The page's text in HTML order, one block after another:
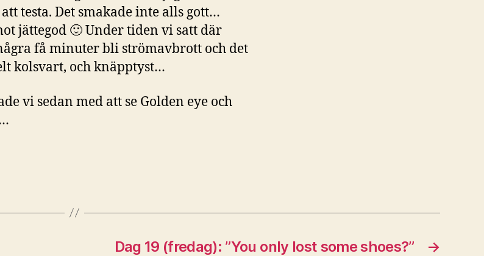
testa. Det smakade inte alls gott…
jättegod 🙂 Under tiden vi satt där
få minuter bli strömavbrott och det
kolsvart, och knäpptyst…
vi sedan med att se Golden eye och
→
Dag 19 (fredag): ”You only lost some shoes?”